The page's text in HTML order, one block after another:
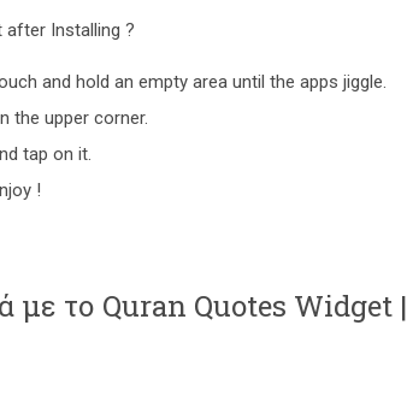
after Installing ?
and hold an empty area until the apps jiggle.
the upper corner.
tap on it.
!
με το Quran Quotes Widget |